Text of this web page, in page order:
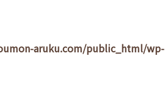
aruku.com/public_html/wp-